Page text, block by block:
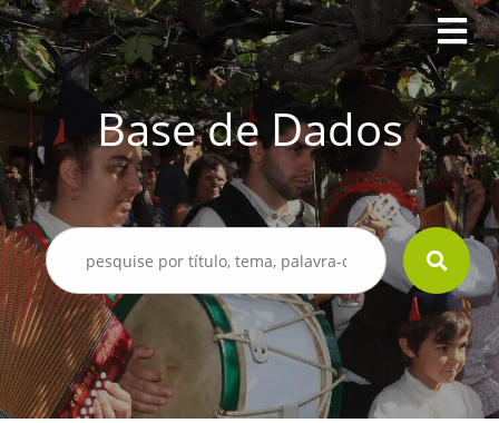
Base de Dados